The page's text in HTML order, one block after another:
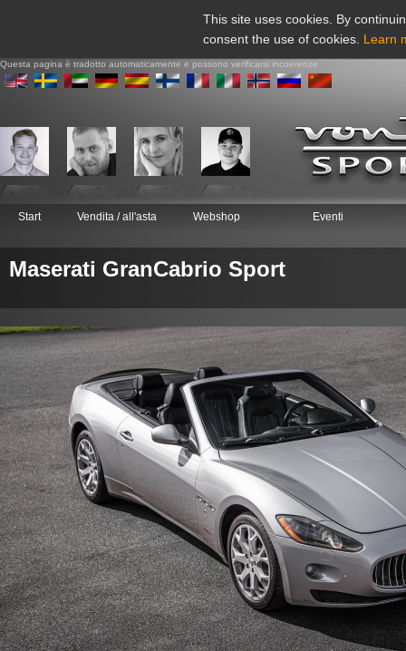
This site uses cookies. By
consent the use of cookies. Learn
Questa pagina è tradotto automaticamente e possono verificarsi incoerenze
Start Vendita / all'asta Webshop Eventi
Maserati GranCabrio Sport